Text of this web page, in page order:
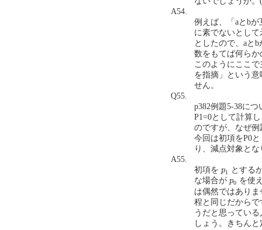
A54.
例えば、「aとb
に素でないとし
としたので、aと
数をもてば何ら
このようにここ
を指摘」という
せん。
Q55.
p382例題5-38に
P1=0として計算
のですが、なぜ例
今回は初項をP0
り、減点対象と
A55.
初項を p1
p1 とする
な場合が p0
p0 を使
は偶然ではあり
程と同じだから
うだと思ってい
しょう。きちん